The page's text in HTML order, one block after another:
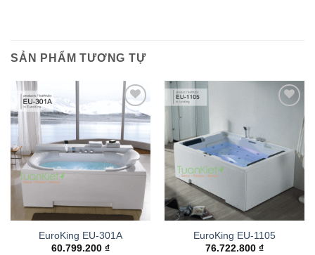
SẢN PHẨM TƯƠNG TỰ
Add to
wishlist
EuroKing EU-301A
60.799.200 ₫
EuroKing EU-1105
76.722.800 ₫